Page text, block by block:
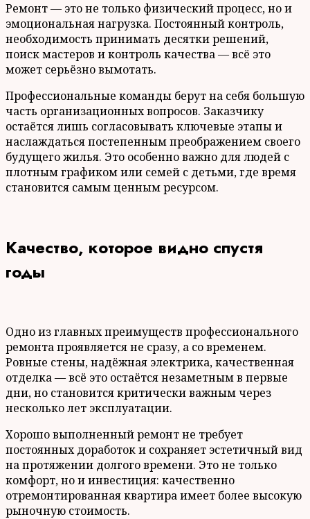
Ремонт — это не только физический процесс, но и
эмоциональная нагрузка. Постоянный контроль,
необходимость принимать десятки решений,
поиск мастеров и контроль качества — всё это
может серьёзно вымотать.
Профессиональные команды берут на себя большую
часть организационных вопросов. Заказчику
остаётся лишь согласовывать ключевые этапы и
наслаждаться постепенным преображением своего
будущего жилья. Это особенно важно для людей с
плотным графиком или семей с детьми, где время
становится самым ценным ресурсом.
Качество, которое видно спустя
годы
Одно из главных преимуществ профессионального
ремонта проявляется не сразу, а со временем.
Ровные стены, надёжная электрика, качественная
отделка — всё это остаётся незаметным в первые
дни, но становится критически важным через
несколько лет эксплуатации.
Хорошо выполненный ремонт не требует
постоянных доработок и сохраняет эстетичный вид
на протяжении долгого времени. Это не только
комфорт, но и инвестиция: качественно
отремонтированная квартира имеет более высокую
рыночную стоимость.